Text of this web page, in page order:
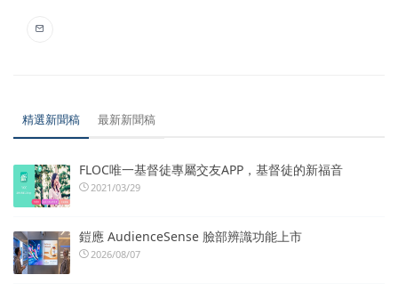
精選新聞稿 最新新聞稿
FLOC唯一基督徒專屬交友APP，基督徒的新福音
2021/03/29
鎧應 AudienceSense 臉部辨識功能上市
2026/08/07